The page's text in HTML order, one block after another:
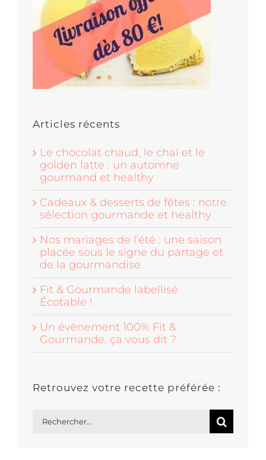
Articles récents
Le chocolat chaud, le chaï et le
golden latte : un automne
gourmand et healthy
Cadeaux & desserts de fêtes : notre
sélection gourmande et healthy
Nos mariages de l’été : une saison
placée sous le signe du partage et
de la gourmandise
Fit & Gourmande labellisé
Écotable !
Un évènement 100% Fit &
Gourmande, ça vous dit ?
Retrouvez votre recette préférée :